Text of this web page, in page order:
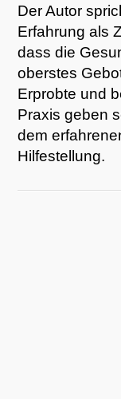
Der Autor
Erfahrung als
dass die
oberstes
Erprobte und
Praxis geben
dem
Hilfestellung.